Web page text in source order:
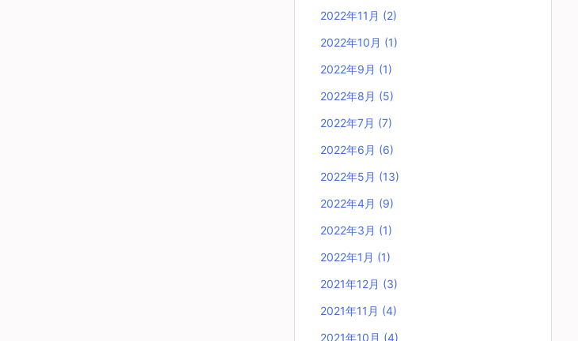
2022年11月 (2)
2022年10月 (1)
2022年9月 (1)
2022年8月 (5)
2022年7月 (7)
2022年6月 (6)
2022年5月 (13)
2022年4月 (9)
2022年3月 (1)
2022年1月 (1)
2021年12月 (3)
2021年11月 (4)
2021年10月 (4)